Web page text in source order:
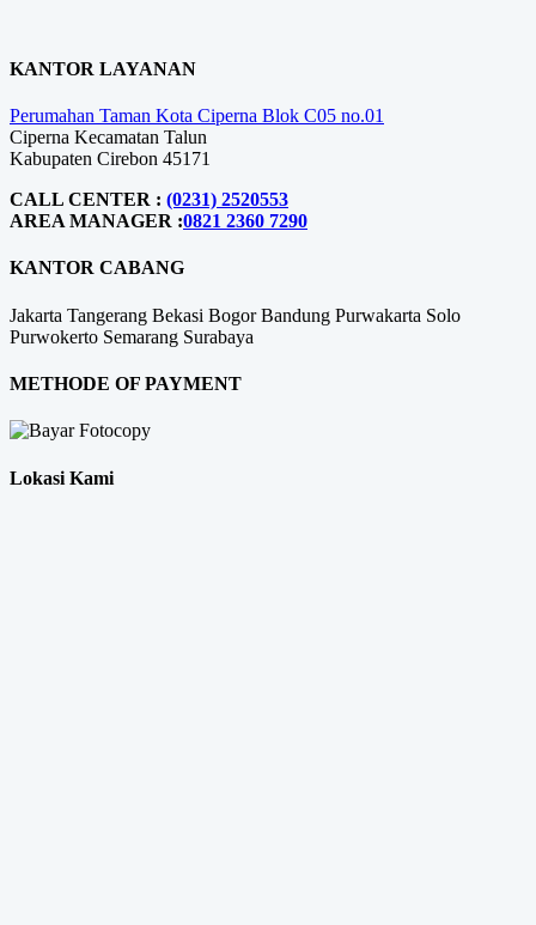
KANTOR LAYANAN
Perumahan Taman Kota Ciperna Blok C05 no.01
Ciperna Kecamatan Talun
Kabupaten Cirebon 45171
CALL CENTER : (0231) 2520553
AREA MANAGER :0821 2360 7290
KANTOR CABANG
Jakarta Tangerang Bekasi BogorBandung Purwakarta Solo
Purwokerto Semarang Surabaya
METHODE OF PAYMENT
Lokasi Kami